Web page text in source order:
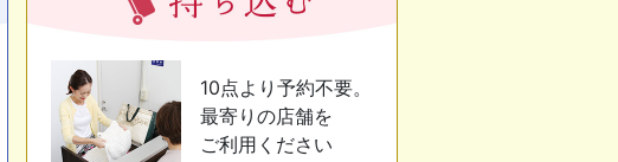
10点より予約不要。
最寄りの店舗を
ご利用ください